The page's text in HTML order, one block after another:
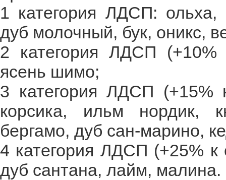
1 категория ЛДСП: ольха,
дуб молочный, бук, оникс,
2 категория ЛДСП (+10%
ясень шимо;
3 категория ЛДСП (+15%
корсика, ильм нордик,
бергамо, дуб сан-марино,
4 категория ЛДСП (+25% к
дуб сантана, лайм, малина.